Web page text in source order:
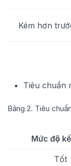
Kém hơn
Tiêu chuẩn
Bảng 2. Tiêu
Mức độ
Tốt